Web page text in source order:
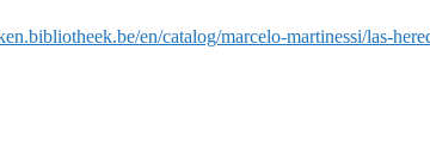
en/catalog/marcelo-martinessi/las-